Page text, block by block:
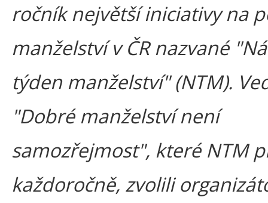
ročník největší iniciativy na
manželství v ČR nazvané
týden manželství" (NTM).
"Dobré manželství není
samozřejmost", které NTM
každoročně, zvolili